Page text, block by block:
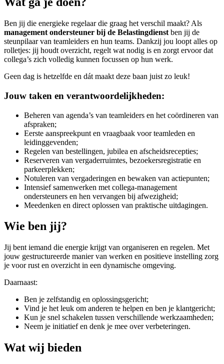
Ben jij die energieke regelaar die graag het verschil maakt? Als
management ondersteuner bij de Belastingdienst ben jij de
steunpilaar van teamleiders en hun teams. Dankzij jou loopt alles op
rolletjes: jij houdt overzicht, regelt wat nodig is en zorgt ervoor dat
collega’s zich volledig kunnen focussen op hun werk.
Geen dag is hetzelfde en dát maakt deze baan juist zo leuk!
Jouw taken en verantwoordelijkheden:
Beheren van agenda’s van teamleiders en het coördineren van
afspraken;
Eerste aanspreekpunt en vraagbaak voor teamleden en
leidinggevenden;
Regelen van bestellingen, jubilea en afscheidsrecepties;
Reserveren van vergaderruimtes, bezoekersregistratie en
parkeerplekken;
Notuleren van vergaderingen en bewaken van actiepunten;
Intensief samenwerken met collega-management
ondersteuners en hen vervangen bij afwezigheid;
Meedenken en direct oplossen van praktische uitdagingen.
Wie ben jij?
Jij bent iemand die energie krijgt van organiseren en regelen. Met
jouw gestructureerde manier van werken en positieve instelling zorg
je voor rust en overzicht in een dynamische omgeving.
Daarnaast:
Ben je zelfstandig en oplossingsgericht;
Vind je het leuk om anderen te helpen en ben je klantgericht;
Kun je snel schakelen tussen verschillende werkzaamheden;
Neem je initiatief en denk je mee over verbeteringen.
Wat wij bieden